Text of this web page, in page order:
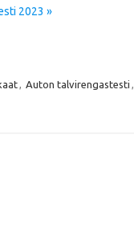
2023 »
, Auton talvirengastesti ,